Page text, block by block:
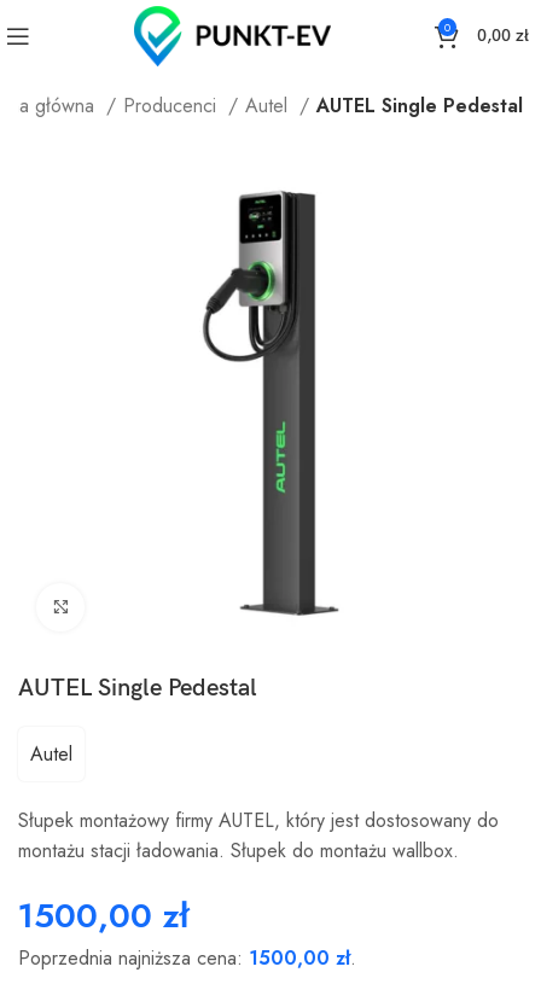
0 0,00 zł
główna Producenci Autel AUTEL Single Pedestal
AUTEL Single Pedestal
Autel
Słupek montażowy firmy AUTEL, który jest dostosowany do
montażu stacji ładowania. Słupek do montażu wallbox.
1500,00 zł
Poprzednia najniższa cena: 1500,00zł.